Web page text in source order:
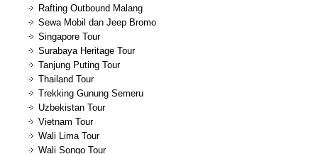
Rafting Outbound Malang
Sewa Mobil dan Jeep Bromo
Singapore Tour
Surabaya Heritage Tour
Tanjung Puting Tour
Thailand Tour
Trekking Gunung Semeru
Uzbekistan Tour
Vietnam Tour
Wali Lima Tour
Wali Songo Tour